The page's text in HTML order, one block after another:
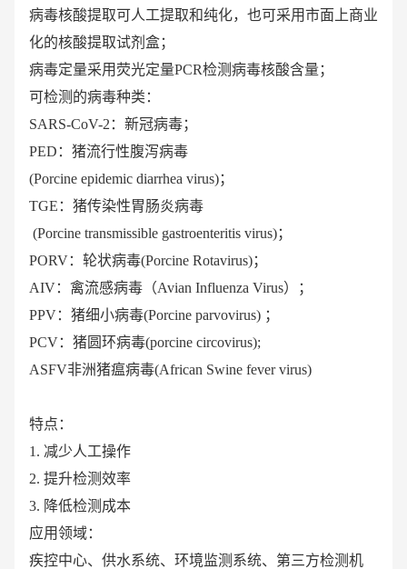
病毒核酸提取可人工提取和纯化，也可采用市面上商业
化的核酸提取试剂盒；
病毒定量采用荧光定量PCR检测病毒核酸含量；
可检测的病毒种类：
SARS-CoV-2：新冠病毒；
PED：猪流行性腹泻病毒
(Porcine epidemic diarrhea virus)；
TGE：猪传染性胃肠炎病毒
(Porcine transmissible gastroenteritis virus)；
PORV：轮状病毒(Porcine Rotavirus)；
AIV：禽流感病毒（Avian Influenza Virus）；
PPV：猪细小病毒(Porcine parvovirus) ；
PCV：猪圆环病毒(porcine circovirus);
ASFV非洲猪瘟病毒(African Swine fever virus)
特点：
1. 减少人工操作
2. 提升检测效率
3. 降低检测成本
应用领域：
疾控中心、供水系统、环境监测系统、第三方检测机